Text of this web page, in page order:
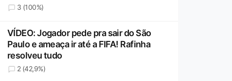
3 (100%)
VÍDEO: Jogador pede pra sair do São
Paulo e ameaça ir até a FIFA! Rafinha
resolveu tudo
2 (42,9%)